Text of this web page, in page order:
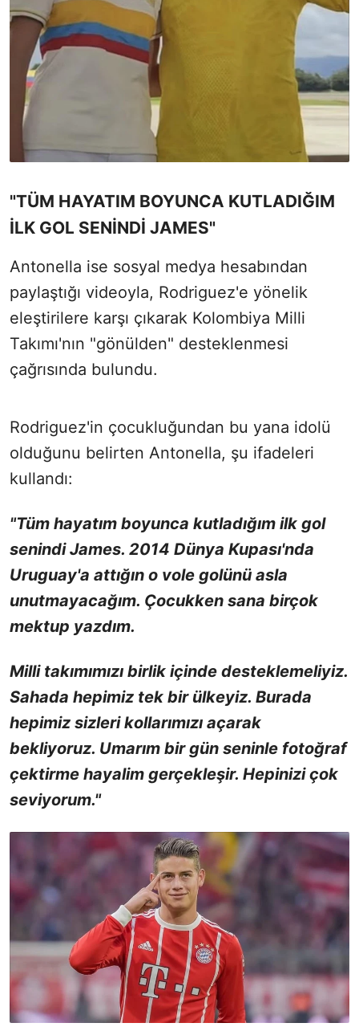
"TÜM HAYATIM BOYUNCA KUTLADIĞIM
İLK GOL SENİNDİ JAMES"
Antonella ise sosyal medya hesabından
paylaştığı videoyla, Rodriguez'e yönelik
eleştirilere karşı çıkarak Kolombiya Milli
Takımı'nın "gönülden" desteklenmesi
çağrısında bulundu.
Rodriguez'in çocukluğundan bu yana idolü
olduğunu belirten Antonella, şu ifadeleri
kullandı:
"Tüm hayatım boyunca kutladığım ilk gol
senindi James. 2014 Dünya Kupası'nda
Uruguay'a attığın o vole golünü asla
unutmayacağım. Çocukken sana birçok
mektup yazdım.
Milli takımımızı birlik içinde desteklemeliyiz.
Sahada hepimiz tek bir ülkeyiz. Burada
hepimiz sizleri kollarımızı açarak
bekliyoruz. Umarım bir gün seninle fotoğraf
çektirme hayalim gerçekleşir. Hepinizi çok
seviyorum."